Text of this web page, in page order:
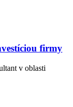
firmy
v oblasti